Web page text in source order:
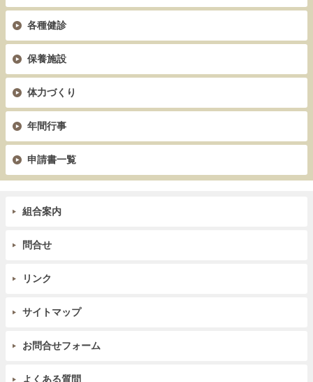
組合案内
問合せ
リンク
サイトマップ
お問合せフォーム
よくある質問
各種健診
保養施設
体力づくり
年間行事
申請書一覧